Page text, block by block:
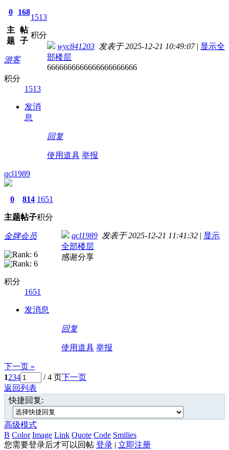
0
主
题
168
帖
子
1513
积分
游客
积分
1513
发消
息
wyc841203 发表于 2025-12-21 10:49:07 | 显示全
部楼层
6666666666666666666666
回复
使用道具 举报
qcl1989
0
主题
814
帖子
1651
积分
金牌会员
积分
1651
发消息
qcl1989 发表于 2025-12-21 11:41:32 | 显示
全部楼层
感谢分享
回复
使用道具 举报
下一页 »
1234 / 4 页下一页
返回列表
快捷回复:
高级模式
B Color Image Link Quote Code Smilies
您需要登录后才可以回帖 登录 | 立即注册